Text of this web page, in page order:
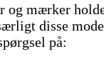
og mærker
disse
på: